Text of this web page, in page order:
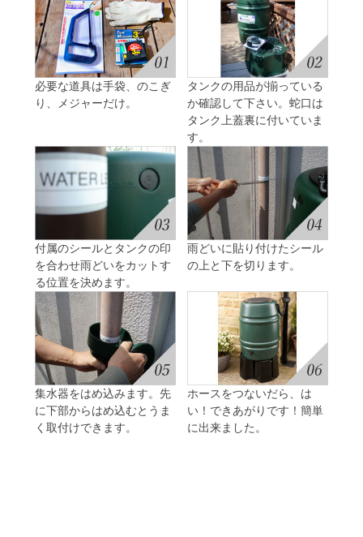
必要な道具は手袋、のこぎ
り、メジャーだけ。
タンクの用品が揃っている
か確認して下さい。蛇口は
タンク上蓋裏に付いていま
す。
付属のシールとタンクの印
を合わせ雨どいをカットす
る位置を決めます。
雨どいに貼り付けたシール
の上と下を切ります。
集水器をはめ込みます。先
に下部からはめ込むとうま
く取付けできます。
ホースをつないだら、は
い！できあがりです！簡単
に出来ました。